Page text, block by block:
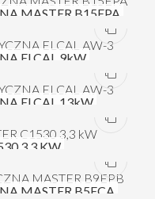
MASTER B15EPA
ELCAL 9kW
ELCAL 13kW
3,3 KW
MASTER B5ECA